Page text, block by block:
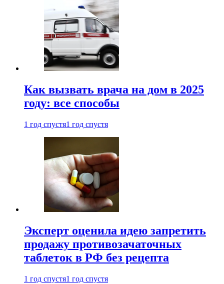
Как вызвать врача на дом в 2025
году: все способы
1 год спустя1 год спустя
Эксперт оценила идею запретить
продажу противозачаточных
таблеток в РФ без рецепта
1 год спустя1 год спустя